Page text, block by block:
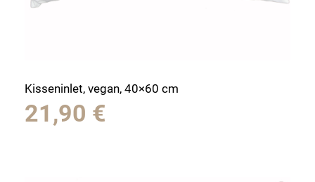
Kisseninlet, vegan, 40×60 cm
21,90 €